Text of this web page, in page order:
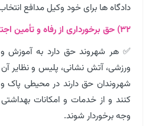
دادگاه ها برای خود وکیل مدافع
۳۲) حق برخورداری از رفاه و تأمین اجتماعی را توضیح دهید؟
✅ هر شهروند حق دارد به آموزش
ورزشی، آتش نشانی، پلیس و نظایر
شهروندان حق دارند در محیطی پاک
کنند و از خدمات و امکانات
وجه برخوردار شوند.